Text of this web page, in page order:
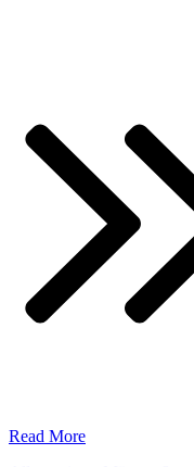
​Read More